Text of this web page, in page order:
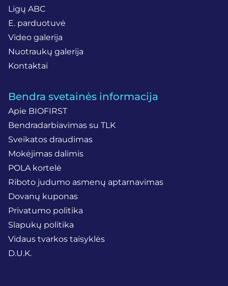
Ligų ABC
E. parduotuvė
Video galerija
Nuotraukų galerija
Kontaktai
Bendra svetainės informacija
Apie BIOFIRST
Bendradarbiavimas su TLK
Sveikatos draudimas
Mokėjimas dalimis
POLA kortelė
Riboto judumo asmenų aptarnavimas
Dovanų kuponas
Privatumo politika
Slapukų politika
Vidaus tvarkos taisyklės
D.U.K.